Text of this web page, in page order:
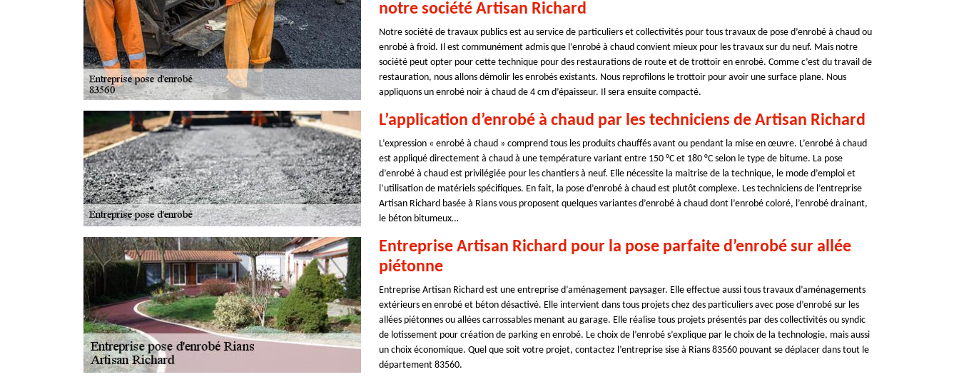
notre société Artisan Richard
Notre société de travaux publics est au service de particuliers et collectivités pour tous travaux de pose d’enrobé à chaud ou
enrobé à froid. Il est communément admis que l’enrobé à chaud convient mieux pour les travaux sur du neuf. Mais notre
société peut opter pour cette technique pour des restaurations de route et de trottoir en enrobé. Comme c’est du travail de
restauration, nous allons démolir les enrobés existants. Nous reprofilons le trottoir pour avoir une surface plane. Nous
appliquons un enrobé noir à chaud de 4 cm d’épaisseur. Il sera ensuite compacté.
L’application d’enrobé à chaud par les techniciens de Artisan Richard
L’expression « enrobé à chaud » comprend tous les produits chauffés avant ou pendant la mise en œuvre. L’enrobé à chaud
est appliqué directement à chaud à une température variant entre 150 °C et 180 °C selon le type de bitume. La pose
d’enrobé à chaud est privilégiée pour les chantiers à neuf. Elle nécessite la maitrise de la technique, le mode d’emploi et
l’utilisation de matériels spécifiques. En fait, la pose d’enrobé à chaud est plutôt complexe. Les techniciens de l’entreprise
Artisan Richard basée à Rians vous proposent quelques variantes d’enrobé à chaud dont l’enrobé coloré, l’enrobé drainant,
le béton bitumeux…
Entreprise Artisan Richard pour la pose parfaite d’enrobé sur allée
piétonne
Entreprise Artisan Richard est une entreprise d’aménagement paysager. Elle effectue aussi tous travaux d’aménagements
extérieurs en enrobé et béton désactivé. Elle intervient dans tous projets chez des particuliers avec pose d’enrobé sur les
allées piétonnes ou allées carrossables menant au garage. Elle réalise tous projets présentés par des collectivités ou syndic
de lotissement pour création de parking en enrobé. Le choix de l’enrobé s’explique par le choix de la technologie, mais aussi
un choix économique. Quel que soit votre projet, contactez l’entreprise sise à Rians 83560 pouvant se déplacer dans tout le
département 83560.